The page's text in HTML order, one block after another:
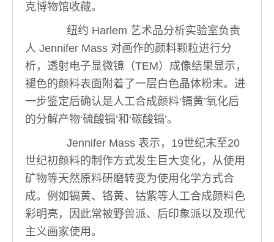
克博物馆收藏。
纽约 Harlem 艺术品分析实验室负责
人 Jennifer Mass 对画作的颜料颗粒进行分
析，透射电子显微镜（TEM）成像结果显示，
褪色的颜料表面附着了一层白色晶体粉末。进
一步鉴定后确认是人工合成颜料‘镉黄’氧化后
的分解产物‘硫酸镉’和‘碳酸镉’。
Jennifer Mass 表示，19世纪末至20
世纪初颜料的制作方式发生巨大变化，从使用
矿物等天然原料研磨转变为使用化学方式合
成。例如镉黄、铬黄、钴紫等人工合成颜料色
彩明亮，因此常被野兽派、后印象派以及现代
主义画家使用。